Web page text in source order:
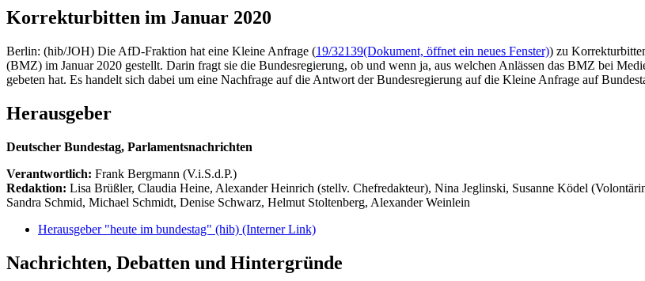
Korrekturbitten im Januar 2020
Berlin: (hib/JOH) Die AfD-Fraktion hat eine Kleine Anfrage (19/32139(Dokument, öffnet ein neues Fenster)) zu
(BMZ) im Januar 2020 gestellt. Darin fragt sie die Bundesregierung, ob und wenn ja, aus welchen Anlässen das BMZ bei
gebeten hat. Es handelt sich dabei um eine Nachfrage auf die Antwort der Bundesregierung auf die Kleine Anfrage auf
Herausgeber
Deutscher Bundestag, Parlamentsnachrichten
Verantwortlich: Frank Bergmann (V.i.S.d.P.)
Redaktion: Lisa Brüßler, Claudia Heine, Alexander Heinrich (stellv. Chefredakteur), Nina Jeglinski, Susanne Ködel
Sandra Schmid, Michael Schmidt, Denise Schwarz, Helmut Stoltenberg, Alexander Weinlein
Herausgeber "heute im bundestag" (hib) (Interner Link)
Nachrichten, Debatten und Hintergründe